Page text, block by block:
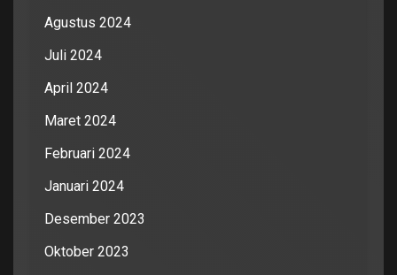
Agustus 2024
Juli 2024
April 2024
Maret 2024
Februari 2024
Januari 2024
Desember 2023
Oktober 2023